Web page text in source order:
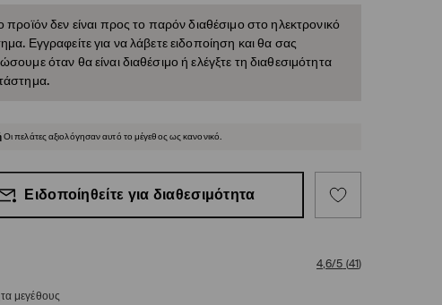
προϊόν δεν είναι προς το παρόν διαθέσιμο στο ηλεκτρονικό
Εγγραφείτε για να λάβετε ειδοποίηση και θα σας
όταν θα είναι διαθέσιμο ή ελέγξτε τη διαθεσιμότητα
Οι πελάτες αξιολόγησαν αυτό το μέγεθος ως κανονικό.
Ειδοποίηθείτε για διαθεσιμότητα
4,6/5 (41)
μεγέθους